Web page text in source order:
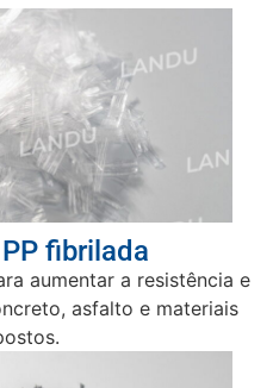
fibrilada
aumentar a resistência e
asfalto e materiais